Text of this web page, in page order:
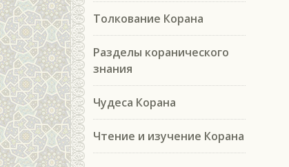
Толкование Корана
Разделы коранического
знания
Чудеса Корана
Чтение и изучение Корана